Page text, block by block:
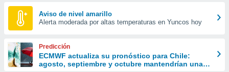
y
forma
digital
basada
Aviso de nivel amarillo
Alerta moderada por altas temperaturas en Yuncos hoy
Predicción
ECMWF actualiza su pronóstico para Chile:
agosto, septiembre y octubre mantendrían una